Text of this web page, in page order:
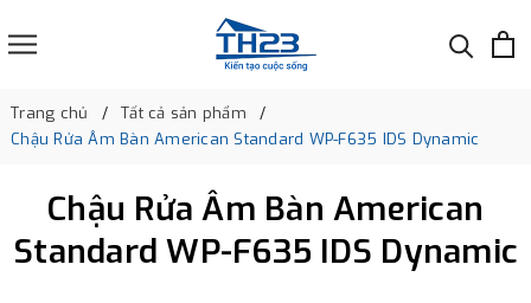
Trang chủ
Tất cả sản phẩm
Chậu Rửa Âm Bàn American Standard WP-F635 IDS Dynamic
Chậu Rửa Âm Bàn American
Standard WP-F635 IDS Dynamic